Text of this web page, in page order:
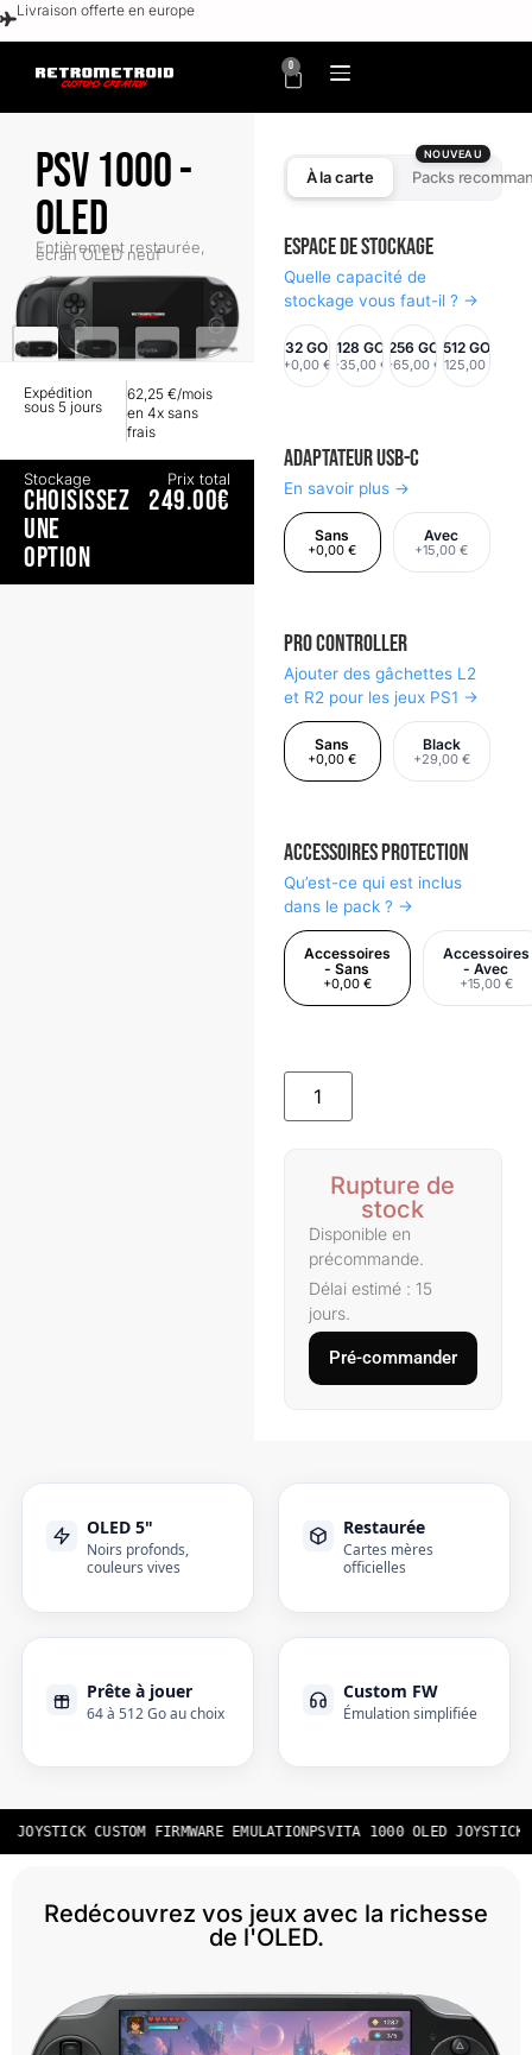
Livraison offerte en europe
0
PSV 1000 -
OLED
Entièrement restaurée,
écran OLED neuf
Expédition
sous 5 jours
62,25 €/mois
en 4x sans
frais
Stockage
CHOISISSEZ
UNE
OPTION
Prix total
249.00€
À la carte Packs
NOUVEAU
Espace de stockage
Quelle capacité de
stockage vous faut-il ? →
32 GO
+0,00 €
128 GO
+35,00 €
256 GO
+65,00 €
512 GO
+125,00 €
Adaptateur USB-C
En savoir plus →
Sans
+0,00 €
Avec
+15,00 €
Pro Controller
Ajouter des gâchettes L2
et R2 pour les jeux PS1 →
Sans
+0,00 €
Black
+29,00 €
Accessoires Protection
Qu’est-ce qui est inclus
dans le pack ? →
Accessoires
- Sans
+0,00 €
Accessoires
- Avec
+15,00 €
Rupture de
stock
Disponible en
précommande.
Délai estimé : 15
jours.
Pré-commander
OLED 5"
Noirs profonds,
couleurs vives
Restaurée
Cartes mères
officielles
Prête à jouer
64 à 512 Go au choix
Custom FW
Émulation simplifiée
CUSTOM FIRMWARE EMULATIONPSVITA 1000 OLED JOYSTICK
Redécouvrez vos jeux avec la richesse
de l'OLED.